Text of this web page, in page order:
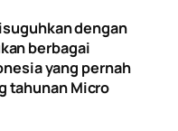
dengan
berbagai
yang pernah
tahunan Micro